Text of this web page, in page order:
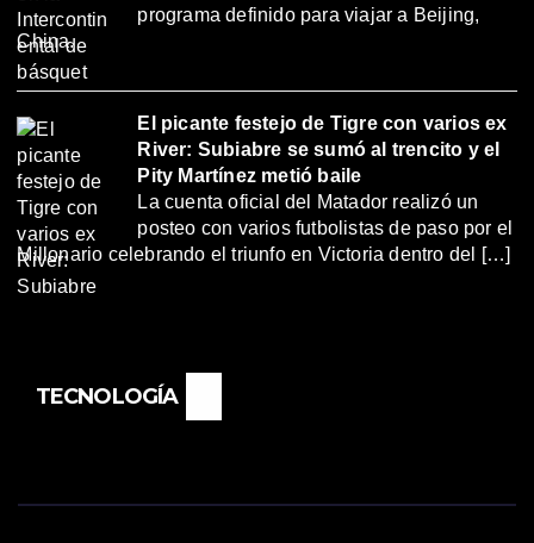
programa definido para viajar a Beijing,
China.
El picante festejo de Tigre con varios ex
River: Subiabre se sumó al trencito y el
Pity Martínez metió baile
La cuenta oficial del Matador realizó un
posteo con varios futbolistas de paso por el
Millonario celebrando el triunfo en Victoria dentro del […]
TECNOLOGÍA